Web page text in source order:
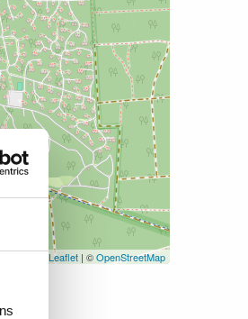
Leaflet | ©OpenStreetMap